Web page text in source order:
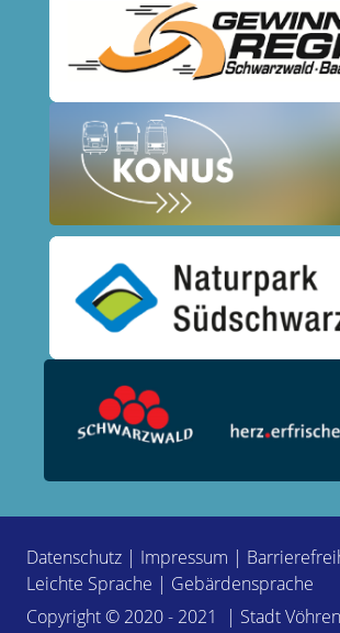
Datenschutz | Impressum |
Leichte Sprache | Gebärdensprache
Copyright © 2020 - 2021 | Stadt